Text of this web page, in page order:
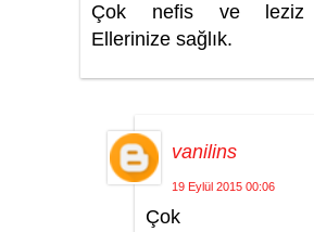
Çok nefis ve leziz
Ellerinize sağlık.
vanilins
19 Eylül 2015 00:06
Çok